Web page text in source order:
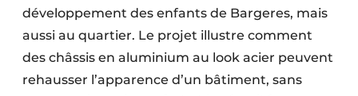
développement des enfants de Bargeres, mais
aussi au quartier. Le projet illustre comment
des châssis en aluminium au look acier peuvent
rehausser l’apparence d’un bâtiment, sans